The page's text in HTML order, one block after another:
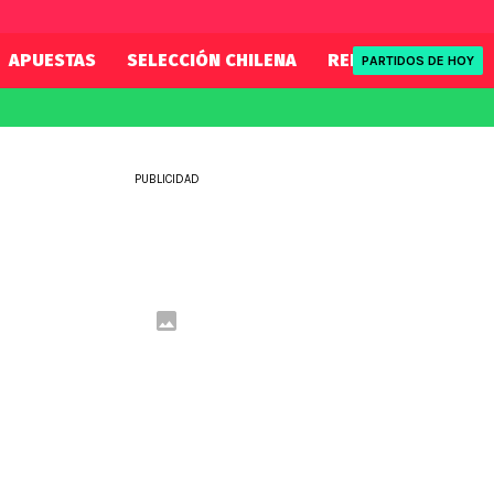
APUESTAS SELECCIÓN CHILENA REDSPORT
PARTIDOS DE HOY
PUBLICIDAD